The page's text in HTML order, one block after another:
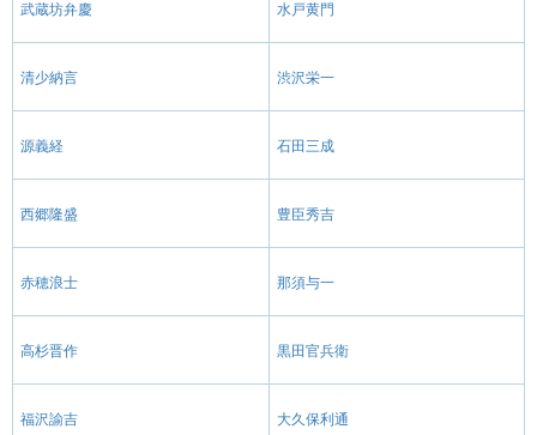
武蔵坊弁慶 水戸黄門
清少納言 渋沢栄一
源義経 石田三成
西郷隆盛 豊臣秀吉
赤穂浪士 那須与一
高杉晋作 黒田官兵衛
福沢諭吉 大久保利通